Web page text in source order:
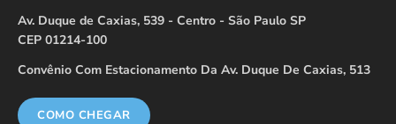
Av. Duque de Caxias, 539 - Centro - São Paulo SP
CEP 01214-100
Convênio Com Estacionamento Da Av. Duque De Caxias, 513
COMO CHEGAR